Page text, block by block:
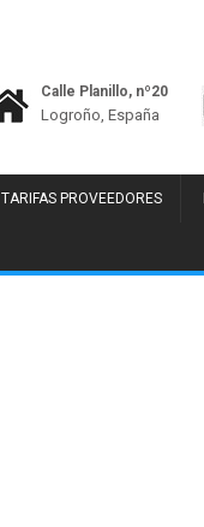
Calle Planillo, nº20
Logroño, España
TARIFAS PROVEEDORES